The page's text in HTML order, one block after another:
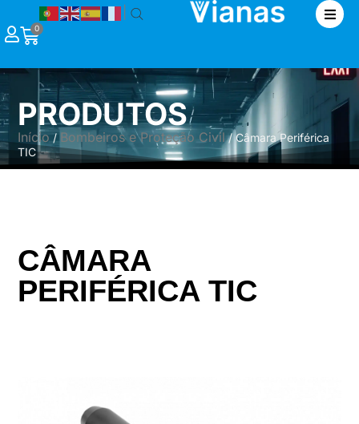
0
PRODUTOS
Início/ Bombeiros e Proteção Civil/ Câmara Periférica
TIC
CÂMARA
PERIFÉRICA TIC